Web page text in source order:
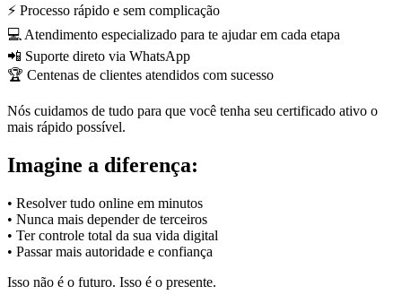
⚡ Processo rápido e sem complicação
💻 Atendimento especializado para te ajudar em cada etapa
📲 Suporte direto via WhatsApp
🏆 Centenas de clientes atendidos com sucesso
Nós cuidamos de tudo para que você tenha seu certificado ativo o
mais rápido possível.
Imagine a diferença:
• Resolver tudo online em minutos
• Nunca mais depender de terceiros
• Ter controle total da sua vida digital
• Passar mais autoridade e confiança
Isso não é o futuro. Isso é o presente.